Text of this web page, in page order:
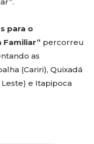
para o
percorreu
as
(Cariri), Quixadá
Leste) e Itapipoca